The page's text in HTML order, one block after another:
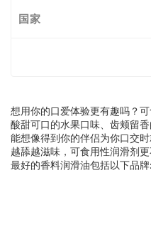
国家
想用你的口爱体验更有趣吗？
酸甜可口的水果口味、齿颊留
能想像得到你的伴侣为你口交
越舔越滋味，可食用性润滑剂
最好的香料润滑油包括以下品牌: